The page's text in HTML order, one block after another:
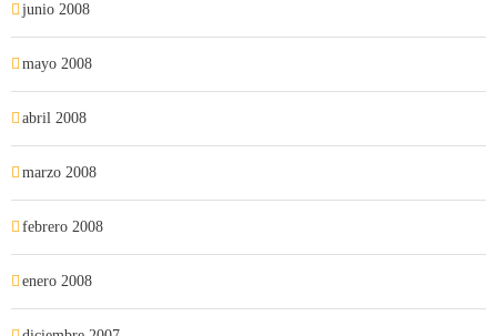
junio 2008
mayo 2008
abril 2008
marzo 2008
febrero 2008
enero 2008